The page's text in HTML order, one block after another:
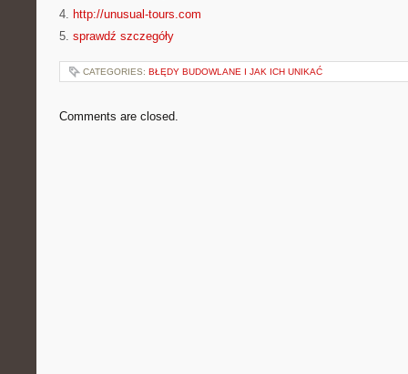
4. http://unusual-tours.com
5. sprawdź szczegóły
CATEGORIES: BŁĘDY BUDOWLANE I JAK ICH UNIKAĆ
Comments are closed.